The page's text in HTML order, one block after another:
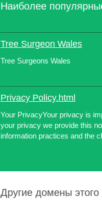
Наиболее
Tree Surgeon Wales
Tree Surgeons Wales
Privacy Policy.html
Your PrivacyYour privacy is
your privacy we provide this
information practices and the
Другие домены